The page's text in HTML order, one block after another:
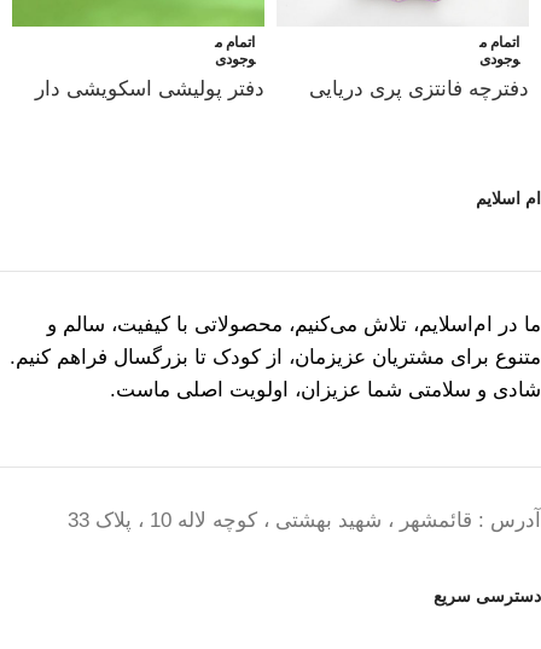
اتمام م
وجودی
دفترچه فانتزی پری دریایی
اتمام م
وجودی
دفتر پولیشی اسکویشی دار
ام اسلایم
ما در ام‌اسلایم، تلاش می‌کنیم، محصولاتی با کیفیت، سالم و
متنوع برای مشتریان عزیزمان، از کودک تا بزرگسال فراهم کنیم.
شادی و سلامتی شما عزیزان، اولویت اصلی ماست.
آدرس : قائمشهر ، شهید بهشتی ، کوچه لاله 10 ، پلاک 33
دسترسی سریع